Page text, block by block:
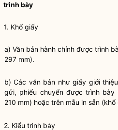
trình bày
1. Khổ giấy
a) Văn bản hành chính được trình
297 mm).
b) Các văn bản như giấy giới
gửi, phiếu chuyển được trình
210 mm) hoặc trên mẫu in sẵn (khổ
2. Kiểu trình bày